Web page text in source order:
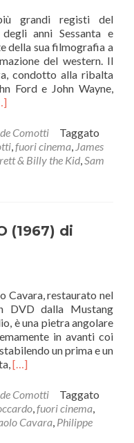
grandi registi del
anni Sessanta e
della sua filmografia a
del western. Il
condotto alla ribalta
Ford e John Wayne,
Comotti
Taggato
,fuori cinema, James
& Billy the Kid,Sam
(1967) di
Cavara, restaurato nel
DVD dalla Mustang
è una pietra angolare
in avanti coi
un prima e un
Leggi
piùL’OCCHIO
SELVAGGIO
(1967)
[…]
Comotti
Taggato
,fuori cinema,
Cavara, Philippe